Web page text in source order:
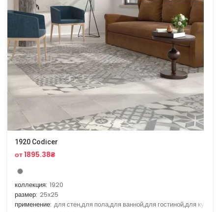
1920 Codicer
от 1895.38₴
коллекция: 1920
размер: 25x25
применение: для стен,для пола,для ванной,для гостиной,для кухни